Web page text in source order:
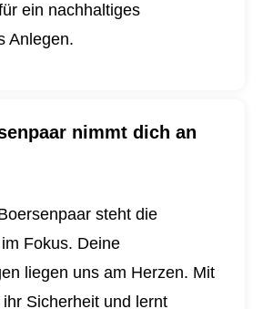
ein nachhaltiges
Anlegen.
nimmt dich an
steht die
Fokus. Deine
liegen uns am Herzen. Mit
Sicherheit und lernt